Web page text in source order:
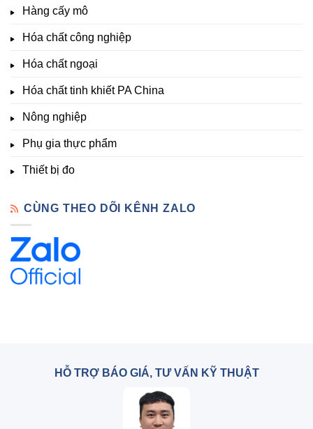
Chất
Hàng cấy mô
Hóa chất công nghiệp
Hóa chất ngoại
Hóa chất tinh khiết PA China
Nông nghiệp
Phụ gia thực phẩm
Thiết bị đo
CÙNG THEO DÕI KÊNH ZALO
HỖ TRỢ BÁO GIÁ, TƯ VẤN KỸ THUẬT